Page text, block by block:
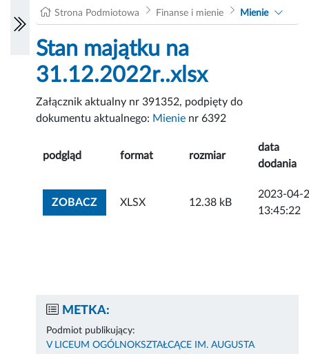
Strona Podmiotowa Finanse i mienie Mienie
Stan majątku na
31.12.2022r..xlsx
Załącznik aktualny nr 391352, podpięty do
dokumentu aktualnego: Mienie nr 6392
podgląd format rozmiar
data
dodania
ZOBACZZOBACZ ZAŁĄCZNIK
XLSX 12.38 kB
2023-04-
13:45:22
METKA:
Podmiot publikujący:
V LICEUM OGÓLNOKSZTAŁCĄCE IM. AUGUSTA